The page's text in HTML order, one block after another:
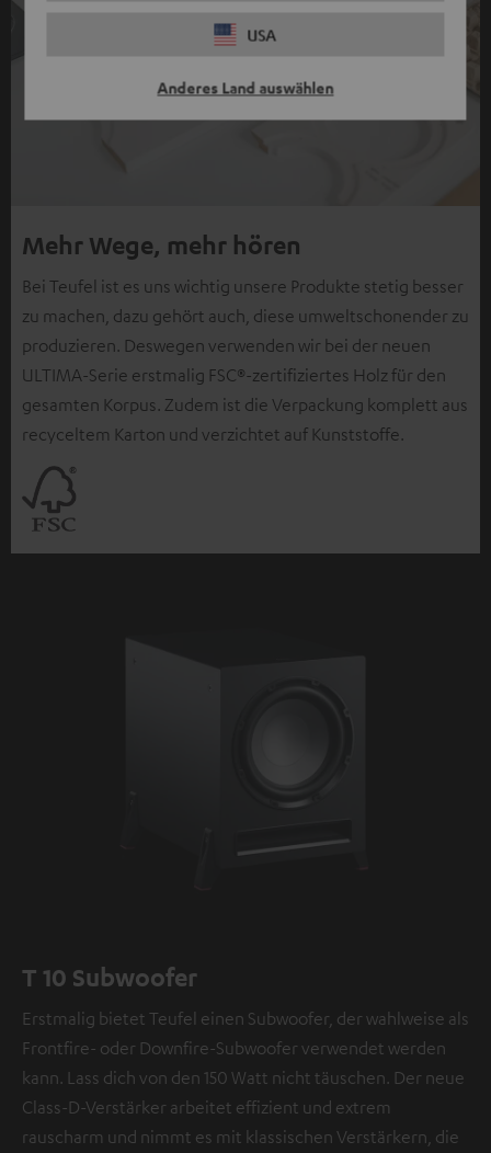
USA
Anderes Land auswählen
Mehr Wege, mehr hören
Bei Teufel ist es uns wichtig unsere Produkte stetig besser
zu machen, dazu gehört auch, diese umweltschonender zu
produzieren. Deswegen verwenden wir bei der neuen
ULTIMA-Serie erstmalig FSC®-zertifiziertes Holz für den
gesamten Korpus. Zudem ist die Verpackung komplett aus
recyceltem Karton und verzichtet auf Kunststoffe.
T 10 Subwoofer
Erstmalig bietet Teufel einen Subwoofer, der wahlweise als
Frontfire- oder Downfire-Subwoofer verwendet werden
kann. Lass dich von den 150 Watt nicht täuschen. Der neue
Class-D-Verstärker arbeitet effizient und extrem
rauscharm und nimmt es mit klassischen Verstärkern, die